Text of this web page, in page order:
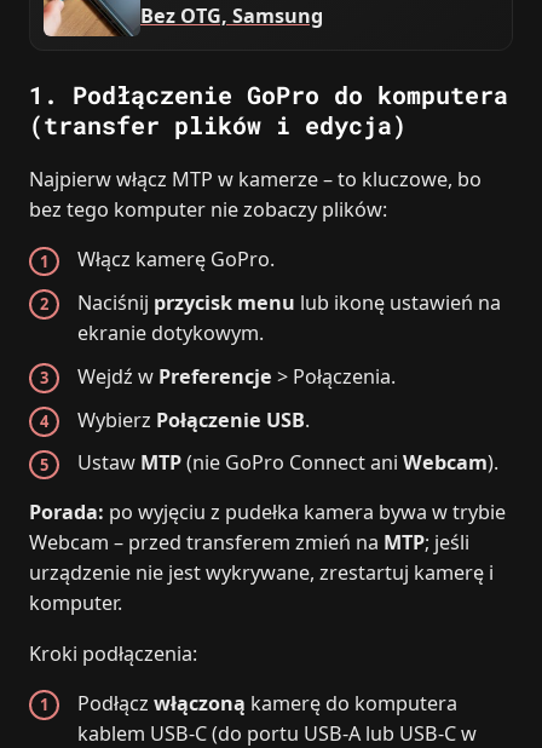
Bez OTG, Samsung
1. Podłączenie GoPro do komputera
(transfer plików i edycja)
Najpierw włącz MTP w kamerze – to kluczowe, bo
bez tego komputer nie zobaczy plików:
Włącz kamerę GoPro.
Naciśnij przycisk menu lub ikonę ustawień na
ekranie dotykowym.
Wejdź w Preferencje > Połączenia.
Wybierz Połączenie USB.
Ustaw MTP(nie GoPro Connect aniWebcam).
Porada: po wyjęciu z pudełka kamera bywa w trybie
Webcam – przed transferem zmień na MTP; jeśli
urządzenie nie jest wykrywane, zrestartuj kamerę i
komputer.
Kroki podłączenia:
Podłączwłączoną kamerę do komputera
kablem USB‑C (do portu USB‑A lub USB‑C w